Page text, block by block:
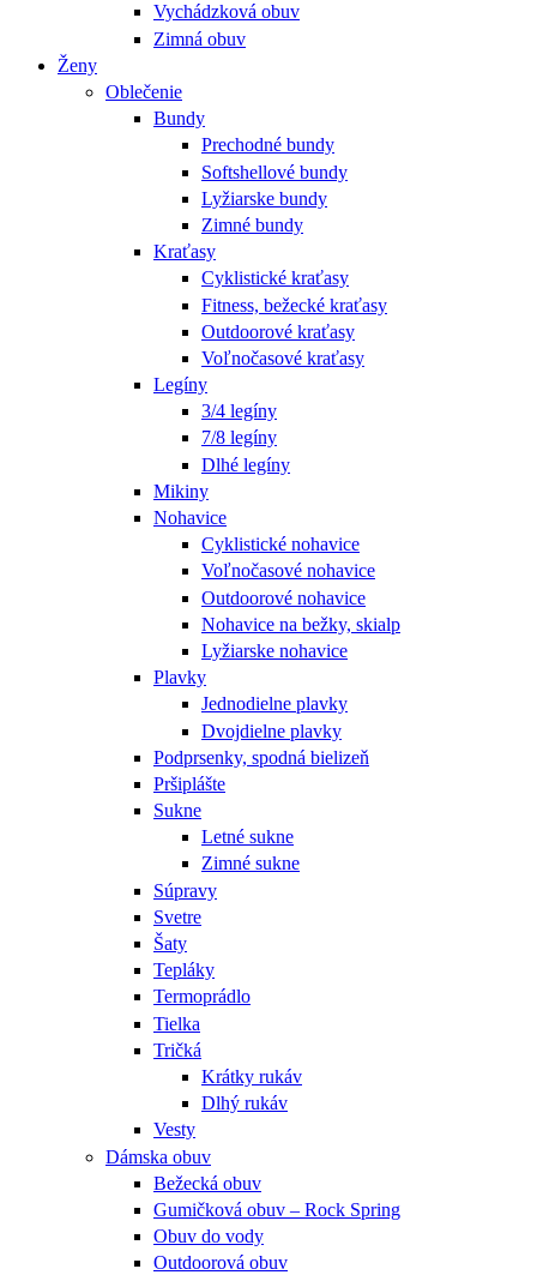
Vychádzková obuv
Zimná obuv
Ženy
Oblečenie
Bundy
Prechodné bundy
Softshellové bundy
Lyžiarske bundy
Zimné bundy
Kraťasy
Cyklistické kraťasy
Fitness, bežecké kraťasy
Outdoorové kraťasy
Voľnočasové kraťasy
Legíny
3/4 legíny
7/8 legíny
Dlhé legíny
Mikiny
Nohavice
Cyklistické nohavice
Voľnočasové nohavice
Outdoorové nohavice
Nohavice na bežky, skialp
Lyžiarske nohavice
Plavky
Jednodielne plavky
Dvojdielne plavky
Podprsenky, spodná bielizeň
Pršiplášte
Sukne
Letné sukne
Zimné sukne
Súpravy
Svetre
Šaty
Tepláky
Termoprádlo
Tielka
Tričká
Krátky rukáv
Dlhý rukáv
Vesty
Dámska obuv
Bežecká obuv
Gumičková obuv – Rock Spring
Obuv do vody
Outdoorová obuv